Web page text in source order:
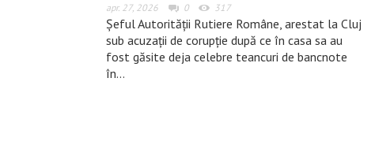
apr. 27, 2026 0 317
Șeful Autorității Rutiere Române, arestat la Cluj
sub acuzații de corupție după ce în casa sa au
fost găsite deja celebre teancuri de bancnote
în…